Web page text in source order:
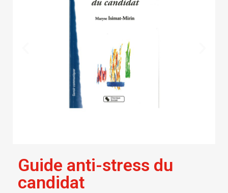
Guide anti-stress du
candidat